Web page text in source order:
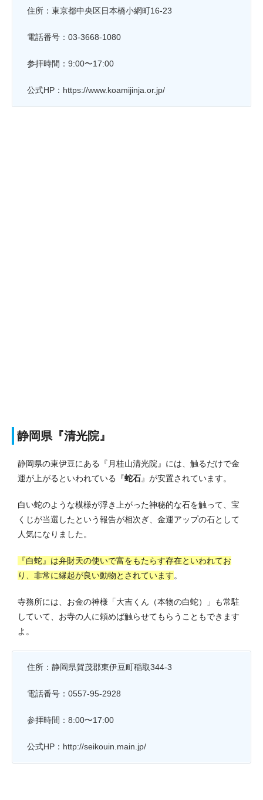
住所：東京都中央区日本橋小網町16-23
電話番号：03-3668-1080
参拝時間：9:00〜17:00
公式HP：https://www.koamijinja.or.jp/
静岡県『清光院』
静岡県の東伊豆にある『月桂山清光院』には、触るだけで金
運が上がるといわれている『蛇石』が安置されています。
白い蛇のような模様が浮き上がった神秘的な石を触って、宝
くじが当選したという報告が相次ぎ、金運アップの石として
人気になりました。
『白蛇』は弁財天の使いで富をもたらす存在といわれてお
り、非常に縁起が良い動物とされています。
寺務所には、お金の神様「大吉くん（本物の白蛇）」も常駐
していて、お寺の人に頼めば触らせてもらうこともできます
よ。
住所：静岡県賀茂郡東伊豆町稲取344-3
電話番号：0557-95-2928
参拝時間： 8:00〜17:00
公式HP：http://seikouin.main.jp/